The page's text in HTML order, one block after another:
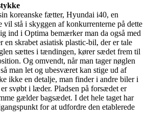
koreanske fætter, Hyundai i40, en
stå i skyggen af konkurrenterne på dette
ind i Optima bemærker man da også med
en skrabet asiatisk plastic-bil, der er tale
sættes i tændingen, kører sædet frem til
Og omvendt, når man tager nøglen
man let og ubesværet kan stige ud af
ikke en detalje, man finder i andre biler i
svøbt i læder. Pladsen på forsædet er
gælder bagsædet. I det hele taget har
for at udfordre den etablerede